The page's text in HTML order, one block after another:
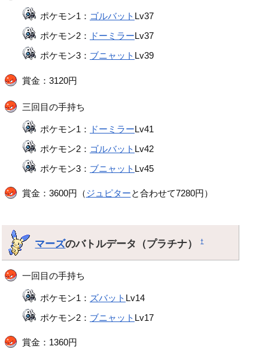
ポケモン1： ゴルバット Lv37
ポケモン2：
ドーミラーLv37
ポケモン3： ブニャット Lv39
賞金：3120円
三回目の手持ち
ポケモン1： ドーミラーLv41
ポケモン2： ゴルバット Lv42
ポケモン3： ブニャット Lv45
賞金：3600円（ジュピターと合わせて7280円）
マーズのバトルデータ（プラチナ）†
一回目の手持ち
ポケモン1： ズバット Lv14
ポケモン2： ブニャット Lv17
賞金：1360円